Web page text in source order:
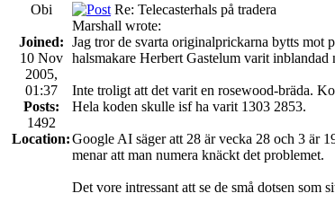
Obi
Joined:
10 Nov
2005,
01:37
Posts:
1492
Location:
Re: Telecasterhals på tradera
Marshall wrote:
Jag tror de svarta originalprickarna bytts mot
halsmakare Herbert Gastelum varit inblandad
Inte troligt att det varit en rosewood-bräda.
Hela koden skulle isf ha varit 1303 2853.
Google AI säger att 28 är vecka 28 och 3 är
menar att man numera knäckt det problemet.
Det vore intressant att se de små dotsen som